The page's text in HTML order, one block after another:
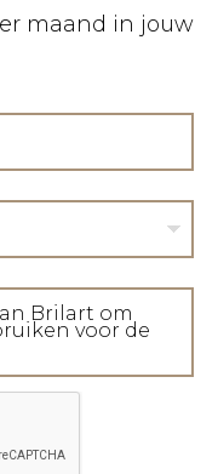
maand in jouw
Brilart om
voor de